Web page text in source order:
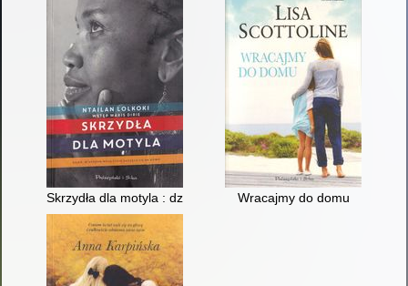
Skrzydła dla motyla : dzień, w którym moje życie zaczęło się
Wracajmy do domu